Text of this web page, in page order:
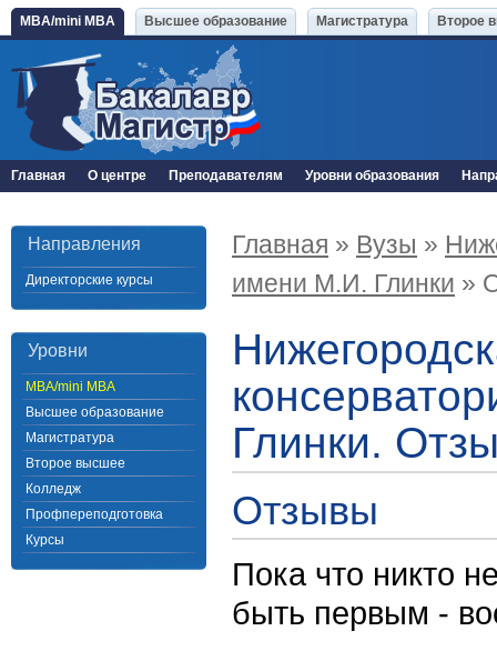
MBA/mini MBA Высшее образование Магистратура Второе
Главная О центре Преподавателям Уровни образования
Направления
Директорские курсы
Уровни
MBA/mini MBA
Высшее образование
Магистратура
Второе высшее
Колледж
Профпереподготовка
Курсы
Главная » Вузы »
имени М.И. Глинки »
Глинки.
Отзывы
Пока что никто
быть первым -